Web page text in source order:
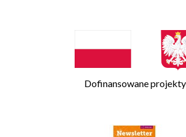
Dofinansowane projekty